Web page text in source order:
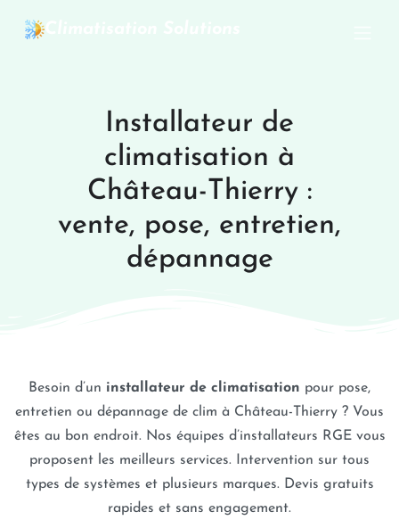
Installateur de
climatisation à
Château-Thierry :
vente, pose, entretien,
dépannage
Besoin d’un installateur de climatisation pour pose,
entretien ou dépannage de clim à Château-Thierry ? Vous
êtes au bon endroit. Nos équipes d’installateurs RGE vous
proposent les meilleurs services. Intervention sur tous
types de systèmes et plusieurs marques. Devis gratuits
rapides et sans engagement.